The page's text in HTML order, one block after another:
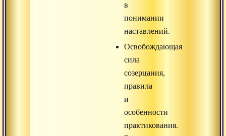
в
понимании
наставлений.
Освобождающая
сила
созерцания,
правила
и
особенности
практикования.